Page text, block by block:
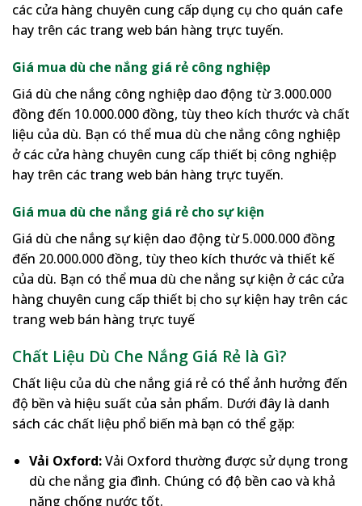
các cửa hàng chuyên cung cấp dụng cụ cho quán cafe
hay trên các trang web bán hàng trực tuyến.
Giá mua dù che nắng giá rẻ công nghiệp
Giá dù che nắng công nghiệp dao động từ 3.000.000
đồng đến 10.000.000 đồng, tùy theo kích thước và chất
liệu của dù. Bạn có thể mua dù che nắng công nghiệp
ở các cửa hàng chuyên cung cấp thiết bị công nghiệp
hay trên các trang web bán hàng trực tuyến.
Giá mua dù che nắng giá rẻ cho sự kiện
Giá dù che nắng sự kiện dao động từ 5.000.000 đồng
đến 20.000.000 đồng, tùy theo kích thước và thiết kế
của dù. Bạn có thể mua dù che nắng sự kiện ở các cửa
hàng chuyên cung cấp thiết bị cho sự kiện hay trên các
trang web bán hàng trực tuyế
Chất Liệu Dù Che Nắng Giá Rẻ là Gì?
Chất liệu của dù che nắng giá rẻ có thể ảnh hưởng đến
độ bền và hiệu suất của sản phẩm. Dưới đây là danh
sách các chất liệu phổ biến mà bạn có thể gặp:
Vải Oxford:Vải Oxford thường được sử dụng trong
dù che nắng gia đình. Chúng có độ bền cao và khả
năng chống nước tốt.